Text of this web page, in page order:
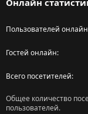
Онлайн
Пользователей онлайн
Гостей онлайн
Всего посетителей
Общее количество
пользователей.